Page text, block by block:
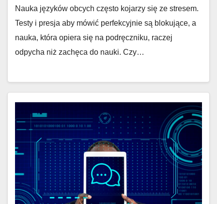
Nauka języków obcych często kojarzy się ze stresem.
Testy i presja aby mówić perfekcyjnie są blokujące, a
nauka, która opiera się na podręczniku, raczej
odpycha niż zachęca do nauki. Czy…